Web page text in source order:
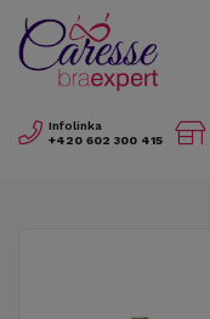
Infolinka
+420 602 300 415